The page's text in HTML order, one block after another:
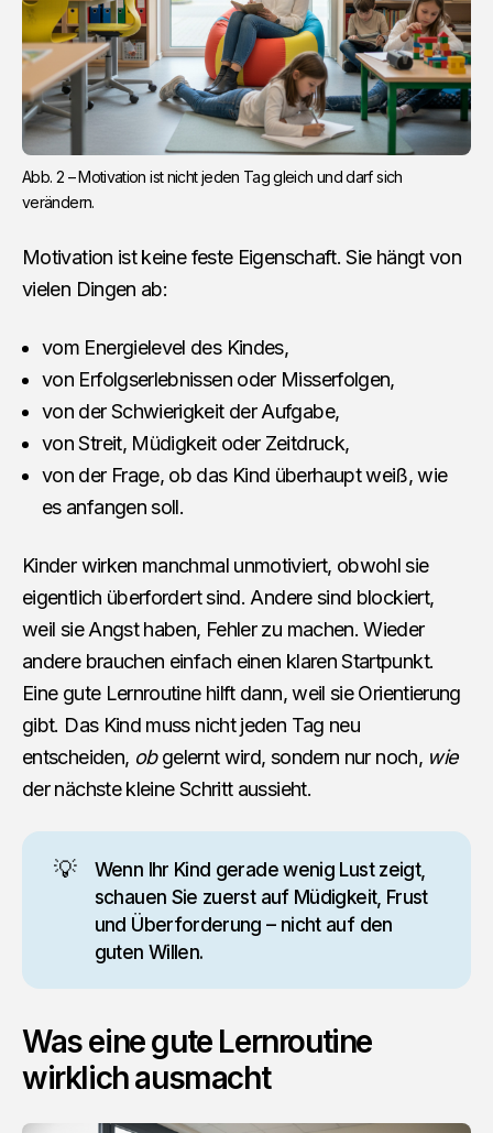
Abb. 2 – Motivation ist nicht jeden Tag gleich und darf sich
verändern.
Motivation ist keine feste Eigenschaft. Sie hängt von
vielen Dingen ab:
vom Energielevel des Kindes,
von Erfolgserlebnissen oder Misserfolgen,
von der Schwierigkeit der Aufgabe,
von Streit, Müdigkeit oder Zeitdruck,
von der Frage, ob das Kind überhaupt weiß, wie
es anfangen soll.
Kinder wirken manchmal unmotiviert, obwohl sie
eigentlich überfordert sind. Andere sind blockiert,
weil sie Angst haben, Fehler zu machen. Wieder
andere brauchen einfach einen klaren Startpunkt.
Eine gute Lernroutine hilft dann, weil sie Orientierung
gibt. Das Kind muss nicht jeden Tag neu
entscheiden, obgelernt wird, sondern nur noch, wie
der nächste kleine Schritt aussieht.
💡
Wenn Ihr Kind gerade wenig Lust zeigt,
schauen Sie zuerst auf Müdigkeit, Frust
und Überforderung – nicht auf den
guten Willen.
Was eine gute Lernroutine
wirklich ausmacht